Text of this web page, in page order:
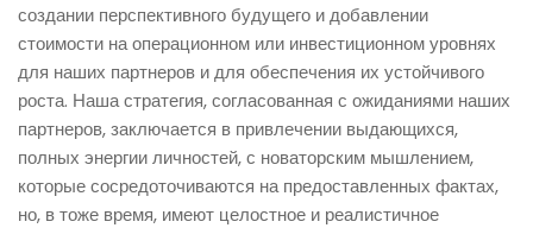
создании перспективного будущего и добавлении
стоимости на операционном или инвестиционном уровнях
для наших партнеров и для обеспечения их устойчивого
роста. Наша стратегия, согласованная с ожиданиями наших
партнеров, заключается в привлечении выдающихся,
полных энергии личностей, с новаторским мышлением,
которые сосредоточиваются на предоставленных фактах,
но, в тоже время, имеют целостное и реалистичное